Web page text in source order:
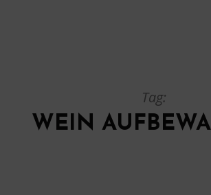
Tag:
WEIN